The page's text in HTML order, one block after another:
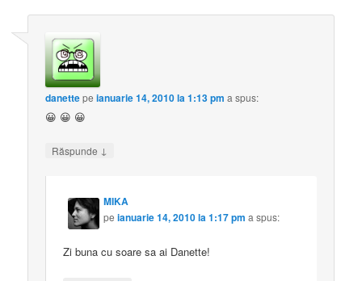
danettepeianuarie 14, 2010 la 1:13 pm a spus:
😀 😀 😀
Răspunde ↓
MIKA
peianuarie 14, 2010 la 1:17 pm a spus:
Zi buna cu soare sa ai Danette!